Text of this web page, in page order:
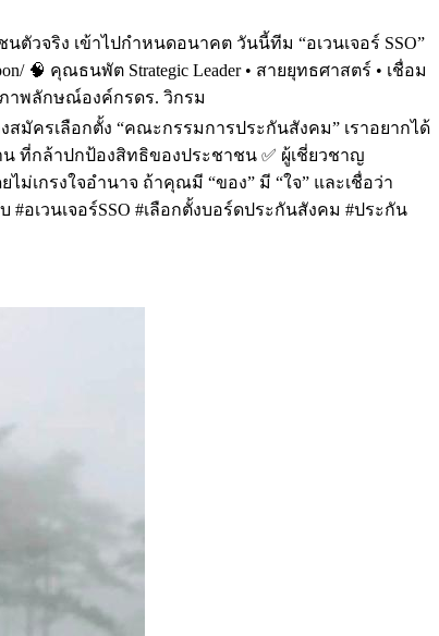
วจริง เข้าไปกำหนดอนาคต​ วันนี้ทีม “อเวนเจอร์ SSO”
🧠 คุณธนพัต Strategic Leader • สายยุทธศาสตร์ • เชื่อม
• ภาพลักษณ์องค์กรดร. วิกรม
งสมัครเลือกตั้ง “คณะกรรมการประกันสังคม” เราอยากได้
น ที่กล้าปกป้องสิทธิของประชาชน ✅ ผู้เชี่ยวชาญ
ม่เกรงใจอำนาจ ถ้าคุณมี “ของ” มี “ใจ” และเชื่อว่า
เวนเจอร์SSO #เลือกตั้งบอร์ดประกันสังคม #ประกัน